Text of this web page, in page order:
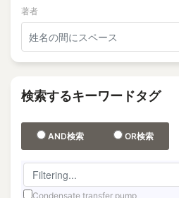
著者
検索するキーワードタグ
AND検索 OR検索
Condensate transfer pump